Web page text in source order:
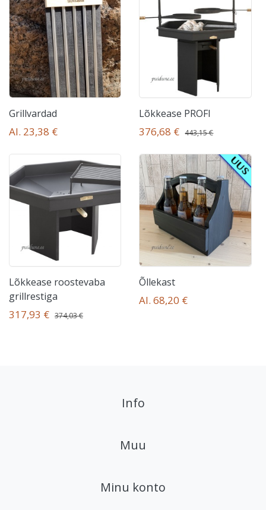
Grillvardad
Al. 23,38 €
Lõkkease PROFI
376,68 € 443,15 €
Lõkkease roostevaba
grillrestiga
317,93 € 374,03 €
Õllekast
Al. 68,20 €
Info
Muu
Minu konto